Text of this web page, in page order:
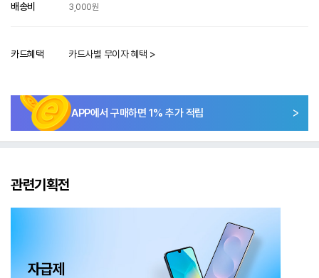
배송비
3,000원
카드혜택 카드사별 무이자 혜택 >
APP에서 구매하면 1% 추가 적립
관련기획전